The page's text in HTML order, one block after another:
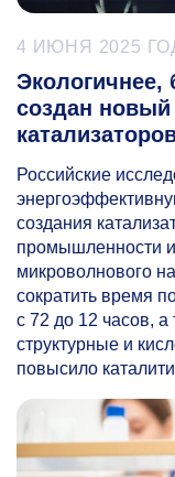
4 ИЮНЯ 2025
создан новый
Российские
создания
промышленности
микроволнового
сократить время
с 72 до 12 часов, а
структурные и
повысило